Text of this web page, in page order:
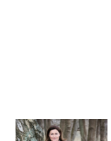
Billede